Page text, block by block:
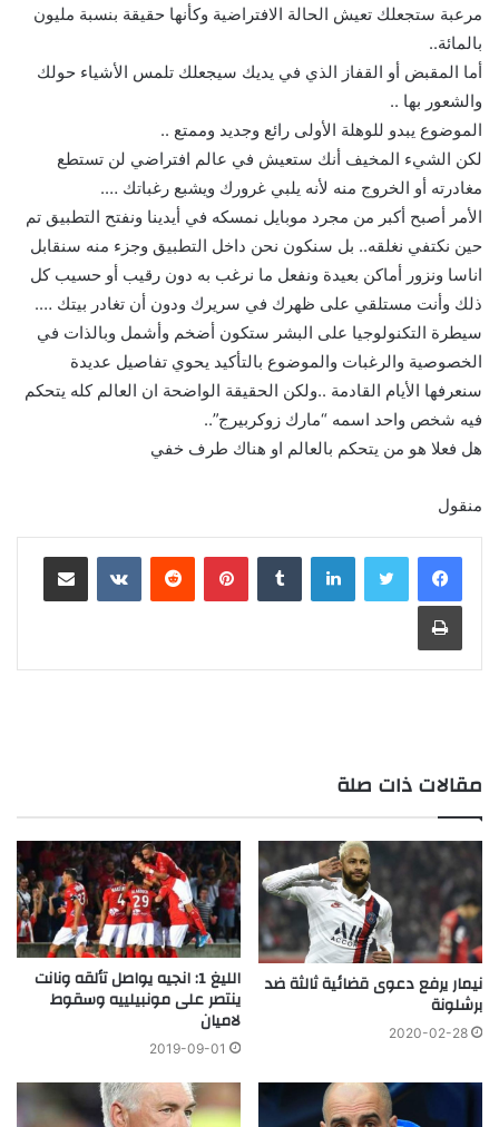
مرعبة ستجعلك تعيش الحالة الافتراضية وكأنها حقيقة بنسبة مليون
بالمائة..
أما المقبض أو القفاز الذي في يديك سيجعلك تلمس الأشياء حولك
والشعور بها ..
الموضوع يبدو للوهلة الأولى رائع وجديد وممتع ..
لكن الشيء المخيف أنك ستعيش في عالم افتراضي لن تستطع
مغادرته أو الخروج منه لأنه يلبي غرورك ويشبع رغباتك ….
الأمر أصبح أكبر من مجرد موبايل نمسكه في أيدينا ونفتح التطبيق تم
حين نكتفي نغلقه.. بل سنكون نحن داخل التطبيق وجزء منه سنقابل
اناسا ونزور أماكن بعيدة ونفعل ما نرغب به دون رقيب أو حسيب كل
ذلك وأنت مستلقي على ظهرك في سريرك ودون أن تغادر بيتك ….
سيطرة التكنولوجيا على البشر ستكون أضخم وأشمل وبالذات في
الخصوصية والرغبات والموضوع بالتأكيد يحوي تفاصيل عديدة
سنعرفها الأيام القادمة ..ولكن الحقيقة الواضحة ان العالم كله يتحكم
فيه شخص واحد اسمه “مارك زوكربيرج”..
هل فعلا هو من يتحكم بالعالم او هناك طرف خفي
منقول
لينكدإن بينتيريست
مقالات ذات صلة
نيمار يرفع دعوى قضائية ثالثة ضد
برشلونة
2020-02-28
الليغ 1: انجيه يواصل تألقه ونانت
ينتصر على مونبيلييه وسقوط
لاميان
2019-09-01